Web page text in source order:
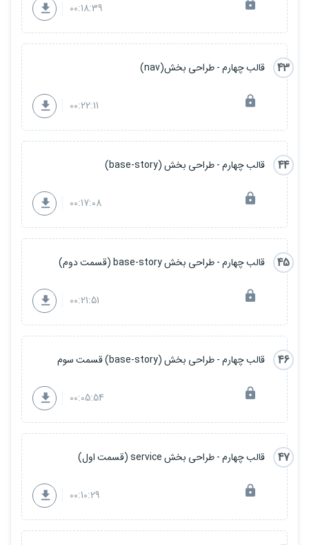
00:18:39
43 قالب چهارم - طراحی بخش(nav)
00:22:11
44 قالب چهارم - طراحی بخش (base-story)
00:17:08
45 قالب چهارم - طراحی بخش base-story (قسمت دوم)
00:21:51
46 قالب چهارم - طراحی بخش (base-story) قسمت سوم
00:05:54
47 قالب چهارم - طراحی بخش service (قسمت اول)
00:10:29